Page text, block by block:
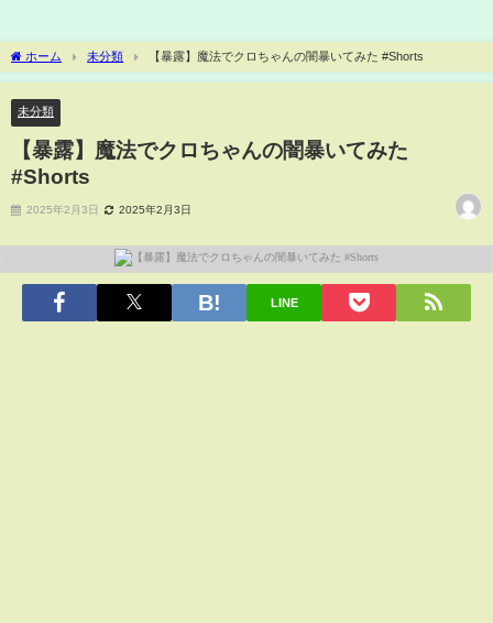
ホーム 未分類 【暴露】魔法でクロちゃんの闇暴いてみた #Shorts
未分類
【暴露】魔法でクロちゃんの闇暴いてみた
#Shorts
2025年2月3日 2025年2月3日
LINE